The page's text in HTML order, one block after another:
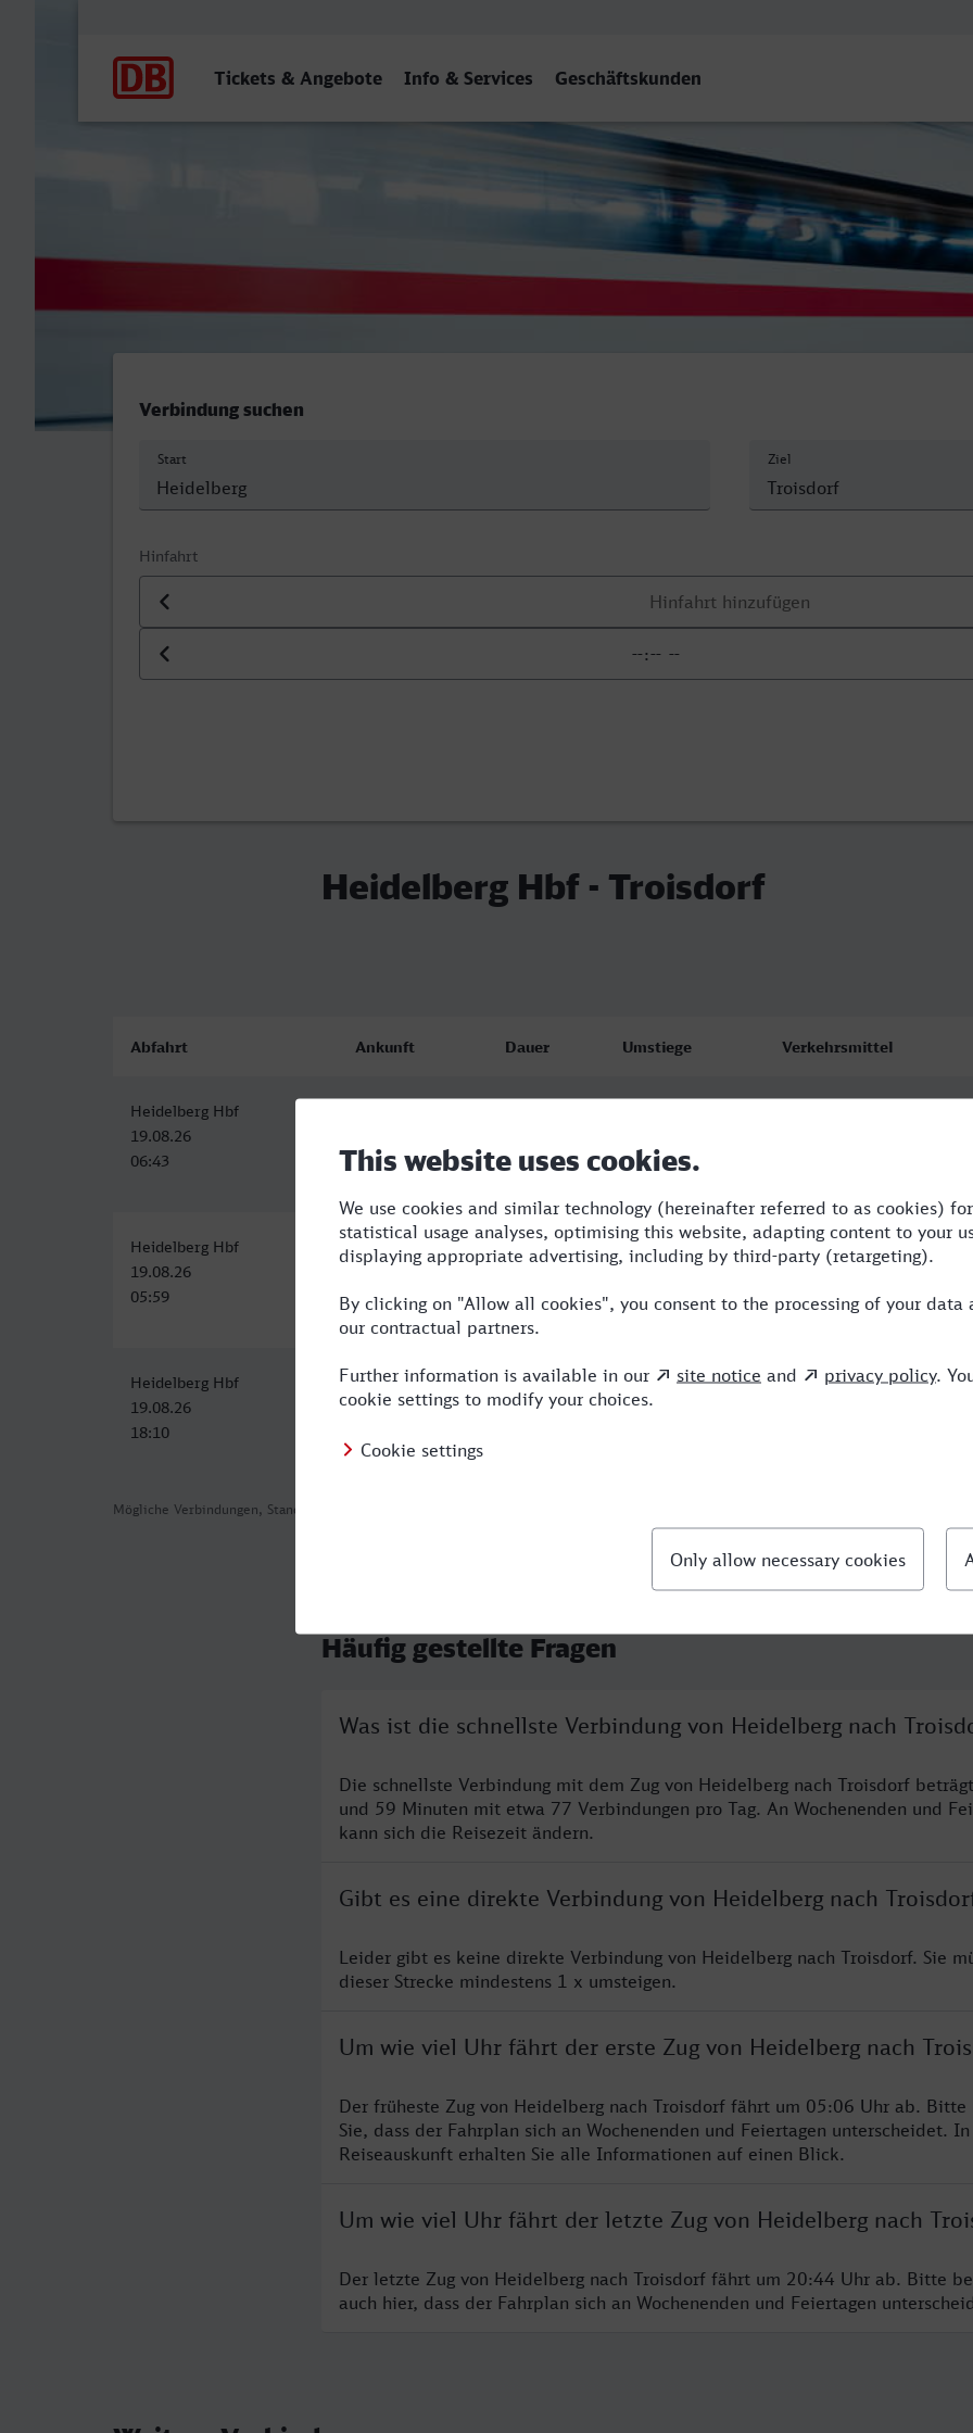
Tickets & Angebote Info & Services Geschäftskunden
Verbindung suchen
Start Ziel
Hinfahrt
Datum der Hinfahrt
Uhrzeit der Hinfahrt
Heidelberg Hbf - Troisdorf
Mögliche Verbindungen, Stand: 2026-08-05 16:30
Abfahrt Ankunft Dauer Umstiege Verkehrsmittel
Heidelberg Hbf
19.08.26
06:43
08:42
Heidelberg Hbf
19.08.26
05:59
Troisdorf
19.08.26
08:17
2:18 3 RE,ICE
Heidelberg Hbf
19.08.26
18:10
Troisdorf
19.08.26
2:07 3 RE,ICE
Häufig gestellte Fragen
Was ist die schnellste Verbindung von Heidelberg nach
Die schnellste Verbindung mit dem Zug von Heidelberg nach Troisdorf
und 59 Minuten mit etwa 77 Verbindungen pro Tag. An Wochenenden und
kann sich die Reisezeit ändern.
Gibt es eine direkte Verbindung von Heidelberg nach
Leider gibt es keine direkte Verbindung von Heidelberg nach Troisdorf. Sie
dieser Strecke mindestens 1 x umsteigen.
Um wie viel Uhr fährt der erste Zug von Heidelberg nach
Der früheste Zug von Heidelberg nach Troisdorf fährt um 05:06 Uhr ab. Bitte
Sie, dass der Fahrplan sich an Wochenenden und Feiertagen unterscheidet.
Reiseauskunft erhalten Sie alle Informationen auf einen Blick.
Um wie viel Uhr fährt der letzte Zug von Heidelberg nach
Der letzte Zug von Heidelberg nach Troisdorf fährt um 20:44 Uhr ab. Bitte
auch hier, dass der Fahrplan sich an Wochenenden und Feiertagen